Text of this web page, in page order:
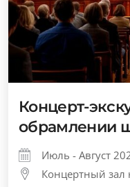
Концерт-
обрамлении
Июль - Август
Концертный зал